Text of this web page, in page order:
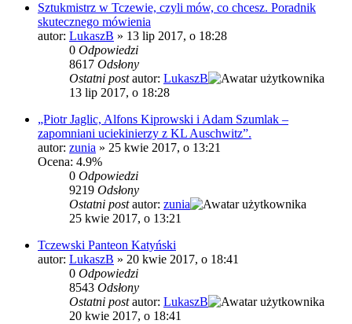
Sztukmistrz w Tczewie, czyli mów, co chcesz. Poradnik
skutecznego mówienia
autor: LukaszB » 13 lip 2017, o 18:28
0 Odpowiedzi
8617 Odsłony
Ostatni postautor: LukaszB
13 lip 2017, o 18:28
„Piotr Jaglic, Alfons Kiprowski i Adam Szumlak –
zapomniani uciekinierzy z KL Auschwitz”.
autor: zunia » 25 kwie 2017, o 13:21
Ocena: 4.9%
0 Odpowiedzi
9219 Odsłony
Ostatni postautor: zunia
25 kwie 2017, o 13:21
Tczewski Panteon Katyński
autor: LukaszB » 20 kwie 2017, o 18:41
0 Odpowiedzi
8543 Odsłony
Ostatni postautor: LukaszB
20 kwie 2017, o 18:41